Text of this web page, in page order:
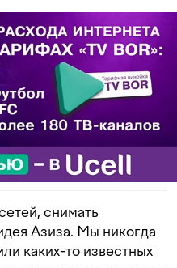
снимать
Азиза. Мы никогда
каких-то известных